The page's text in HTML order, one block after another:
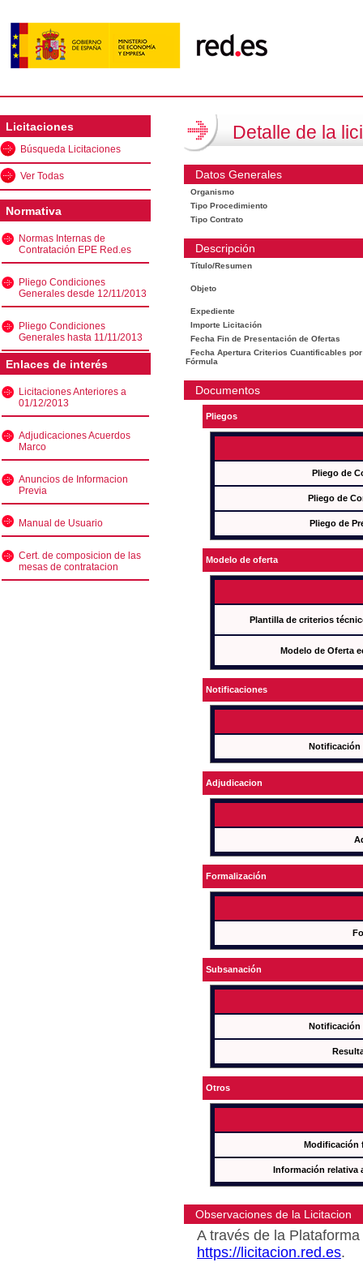
Licitaciones
Búsqueda Licitaciones
Ver Todas
Normativa
Normas Internas de
Contratación EPE Red.es
Pliego Condiciones
Generales desde 12/11/2013
Pliego Condiciones
Generales hasta 11/11/2013
Enlaces de interés
Licitaciones Anteriores a
01/12/2013
Adjudicaciones Acuerdos
Marco
Anuncios de Informacion
Previa
Manual de Usuario
Cert. de composicion de las
mesas de contratacion
Detalle de la
Datos Generales
Organismo
Tipo Procedimiento
Tipo Contrato
Descripción
Título/Resumen
Objeto
Expediente
Importe Licitación
Fecha Fin de Presentación de Ofertas
Fecha Apertura Criterios Cuantificables por
Fórmula
Documentos
Pliegos
Pliego de
Pliego de
Pliego de
Modelo de oferta
Plantilla de criterios
Modelo de Oferta
Notificaciones
Notificación
Adjudicacion
Formalización
Subsanación
Notificación
Otros
Modificación
Información relativa
Observaciones de la Licitacion
A través de la
https://licitacion.red.es.